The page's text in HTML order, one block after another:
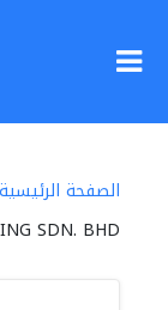
الصفحة الرئيسية
SDN. BHD.